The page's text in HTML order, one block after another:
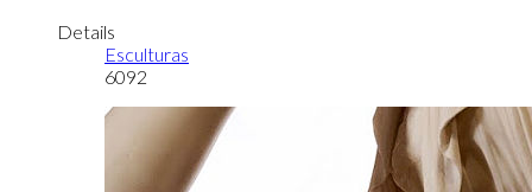
Details
Esculturas
6092